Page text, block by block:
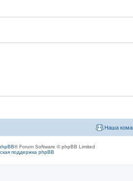
Наша
® Forum Software © phpBB Limited
поддержка phpBB